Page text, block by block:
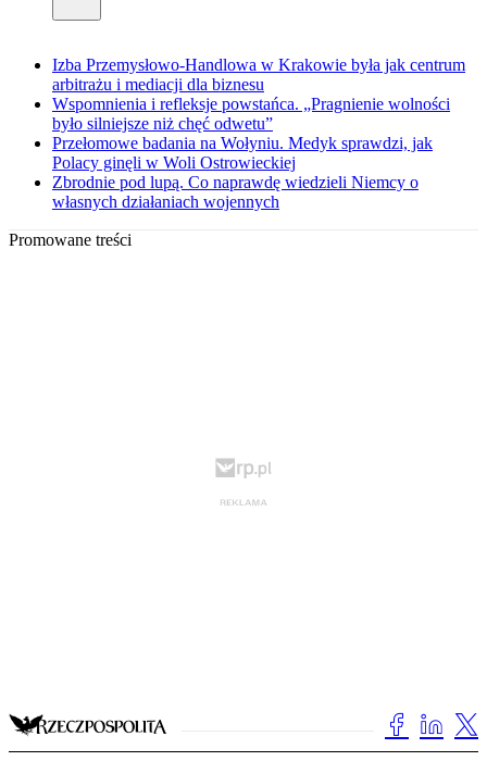
Izba Przemysłowo-Handlowa w Krakowie była jak centrum
arbitrażu i mediacji dla biznesu
Wspomnienia i refleksje powstańca. „Pragnienie wolności
było silniejsze niż chęć odwetu”
Przełomowe badania na Wołyniu. Medyk sprawdzi, jak
Polacy ginęli w Woli Ostrowieckiej
Zbrodnie pod lupą. Co naprawdę wiedzieli Niemcy o
własnych działaniach wojennych
Promowane treści